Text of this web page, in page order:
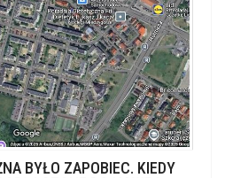
BYŁO ZAPOBIEC. KIEDY